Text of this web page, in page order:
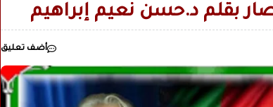
الزوارق الأمريكية المسيّرة ومركزا رئيسيا للذكاء
قليل من صنعاء القديمة.. لمن لا يعرف المدينة ..بقلم ..مصطفى عبدالملك
بقلم عدنان عبدالله الجنيد
بقلم د.حسن نعيم إبراهيم
أضف تعليق